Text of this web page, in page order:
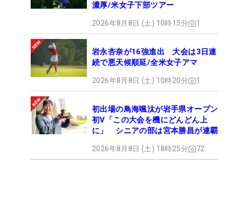
濃厚/米女子下部ツアー
2026年8月8日 (土) 10時15分 1
岩永杏奈が16強進出 大会は3日連
続で悪天候順延/全米女子アマ
2026年8月8日 (土) 10時20分 1
初出場の鳥海颯汰が岩手県オープン
初V「この大会を機にどんどん上
に」 シニアの部は宮本勝昌が連覇
2026年8月8日 (土) 18時25分 72